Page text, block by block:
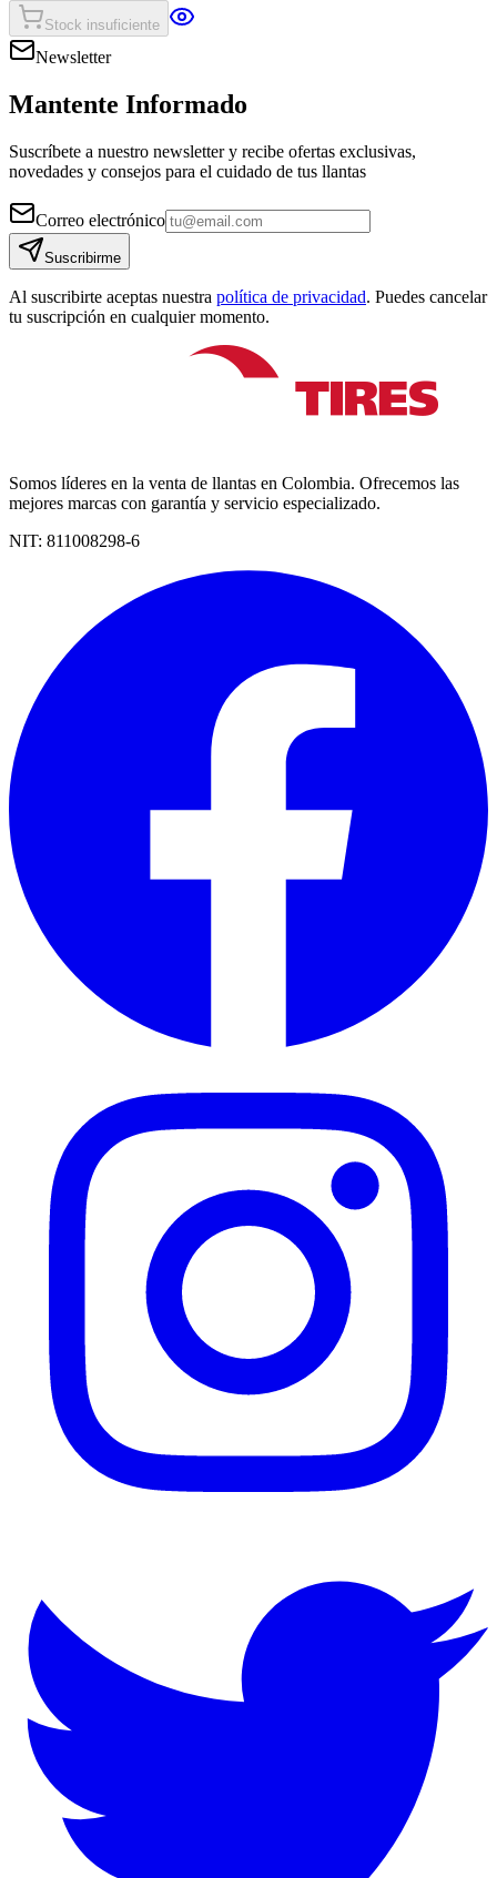
Stock insuficiente
Newsletter
Mantente Informado
Suscríbete a nuestro newsletter y recibe ofertas exclusivas,
novedades y consejos para el cuidado de tus llantas
Correo electrónico
Suscribirme
Al suscribirte aceptas nuestra política de privacidad. Puedes cancelar
tu suscripción en cualquier momento.
Somos líderes en la venta de llantas en Colombia. Ofrecemos las
mejores marcas con garantía y servicio especializado.
NIT: 811008298-6